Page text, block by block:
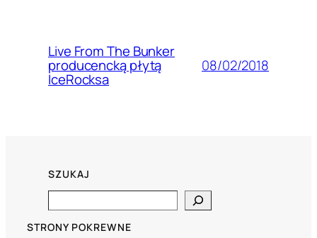
Live From The Bunker
producencką płytą
IceRocksa
08/02/2018
SZUKAJ
STRONY POKREWNE